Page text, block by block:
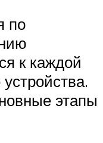
по
к каждой
этапы